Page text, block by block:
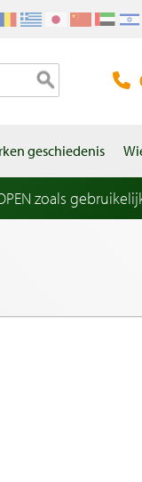
geschiedenis
zoals